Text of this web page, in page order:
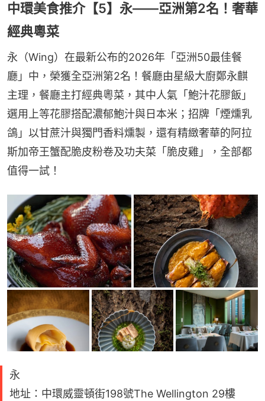
中環美食推介【5】永——亞洲第2名！奢華
經典粵菜
永（Wing）在最新公布的2026年「亞洲50最佳餐
廳」中，榮獲全亞洲第2名！餐廳由星級大廚鄭永麒
主理，餐廳主打經典粵菜，其中人氣「鮑汁花膠飯」
選用上等花膠搭配濃郁鮑汁與日本米；招牌「煙燻乳
鴿」以甘蔗汁與獨門香料燻製，還有精緻奢華的阿拉
斯加帝王蟹配脆皮粉卷及功夫菜「脆皮雞」，全部都
值得一試！
永
地址：中環威靈頓街198號The Wellington 29樓